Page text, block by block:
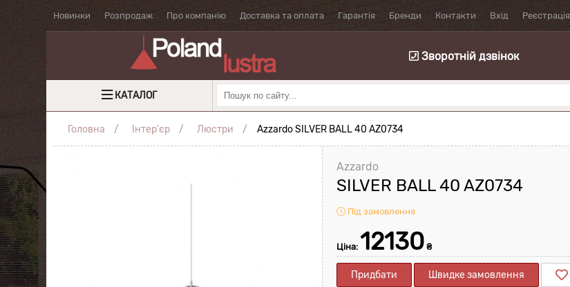
Новинки Розпродаж Про компанію Доставка та оплата Гарантія Бренди Контакти Вхід Реєстрація
Зворотній дзвінок
КАТАЛОГ
Головна Інтер'єр Люстри Azzardo SILVER BALL 40 AZ0734
Azzardo
SILVER BALL 40 AZ0734
Під замовлення
Ціна: 12130 ₴
Придбати Швидке замовлення